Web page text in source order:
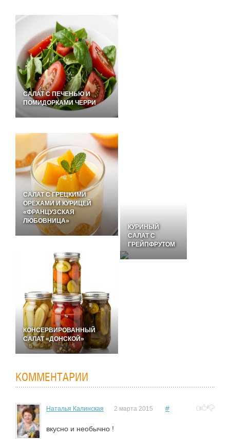
САЛАТ С ПЕЧЕНЬЮ И
ПОМИДОРКАМИ ЧЕРРИ
САЛАТ С ГРЕЦКИМИ
ОРЕХАМИ И КУРИЦЕЙ
«ФРАНЦУЗСКАЯ
ЛЮБОВНИЦА»
КОНСЕРВИРОВАННЫЙ
САЛАТ «ДОНСКОЙ»
КУРИНЫЙ
САЛАТ C
ГРЕЙПФРУТОМ
КОММЕНТАРИИ
Наталья Калинская 2 марта 2015 # 0
вкусно и необычно !